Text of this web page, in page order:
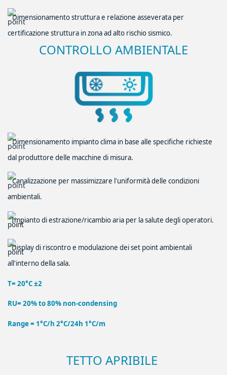
Dimensionamento struttura e relazione asseverata per
certificazione struttura in zona ad alto rischio sismico.
CONTROLLO AMBIENTALE
Dimensionamento impianto clima in base alle specifiche richieste
dal produttore delle macchine di misura.
Canalizzazione per massimizzare l'uniformità delle condizioni
ambientali.
Impianto di estrazione/ricambio aria per la salute degli operatori.
Display di riscontro e modulazione dei set point ambientali
all'interno della sala.
T= 20°C ±2
RU= 20% to 80% non‐condensing
Range = 1°C/h 2°C/24h 1°C/m
TETTO APRIBILE